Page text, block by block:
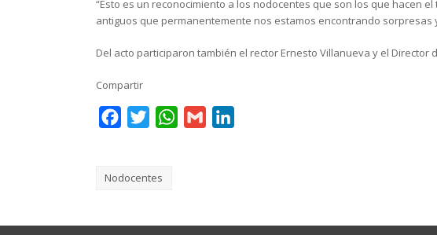
“Esto es un reconocimiento a los nodocentes que son los que hacen
antiguos que permanentemente nos estamos encontrando
Del acto participaron también el rector Ernesto Villanueva y el Director
Compartir
FacebookTwitterWhatsApp
Gmail
Nodocentes